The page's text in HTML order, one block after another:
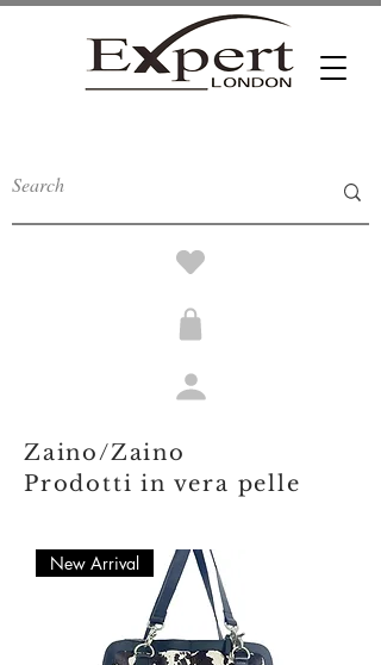
Zaino/Zaino
Prodotti in vera pelle
New Arrival